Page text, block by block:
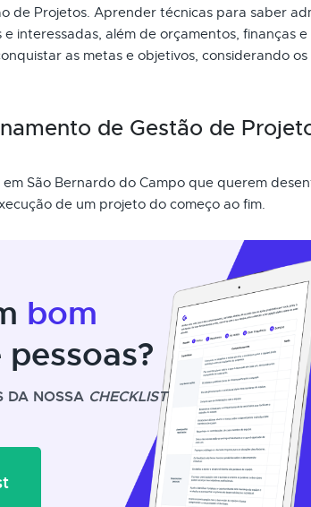
de Projetos. Aprender técnicas para saber
e interessadas, além de orçamentos, finanças
as metas e objetivos, considerando
de Gestão de
São Bernardo do Campo que querem
de um projeto do começo ao fim.
bom
pessoas?
DA NOSSA CHECKLIST